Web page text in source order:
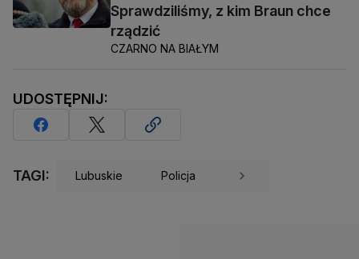
Sprawdziliśmy, z kim Braun chce
rządzić
CZARNO NA BIAŁYM
UDOSTĘPNIJ:
TAGI: Lubuskie Policja